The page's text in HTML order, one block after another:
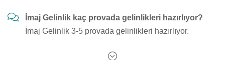
İmaj Gelinlik kaç provada gelinlikleri hazırlıyor?
İmaj Gelinlik 3-5 provada gelinlikleri hazırlıyor.